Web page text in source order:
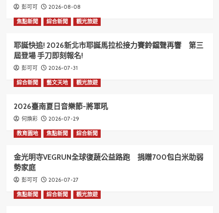
彭可可 2026-08-08
焦點新聞 綜合新聞 觀光旅遊
耶誕快追! 2026新北市耶誕馬拉松接力賽鈴鐺聲再響 第三
屆登場 手刀即刻報名!
彭可可 2026-07-31
綜合新聞 藝文天地 觀光旅遊
2026臺南夏日音樂節-將軍吼
何煥彩 2026-07-29
教育園地 焦點新聞 綜合新聞
金光明寺VEGRUN全球復蔬公益路跑 捐贈700包白米助弱
勢家庭
彭可可 2026-07-27
焦點新聞 綜合新聞 觀光旅遊